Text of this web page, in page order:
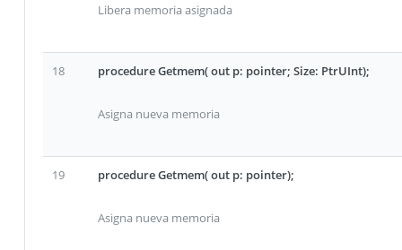
Libera memoria asignada
18 procedure Getmem( out p: pointer; Size: PtrUInt);
Asigna nueva memoria
19 procedure Getmem( out p: pointer);
Asigna nueva memoria